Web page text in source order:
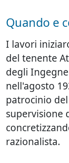
Quando e
I lavori
del tenente
degli
nell'agosto
patrocinio
supervisione
razionalista.